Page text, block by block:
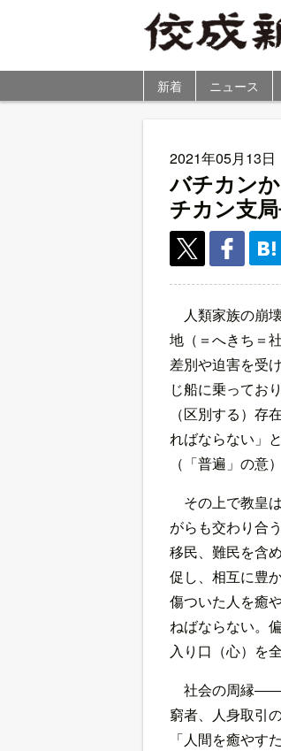
新着 ニュース
2021年05月13日
バチカン
チカン支局
人類家族の崩
地（＝へきち＝
差別や迫害を受
じ船に乗ってお
（区別する）存
ればならない」
（「普遍」の意
その上で教皇
がらも交わり合
移民、難民を含
促し、相互に豊
傷ついた人を癒
ねばならない。
入り口（心）を
社会の周縁
窮者、人身取引
「人間を癒やす